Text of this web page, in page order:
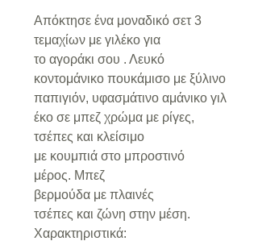
Απόκτησε ένα μοναδικό σετ 3
τεμαχίων με γιλέκο για
το αγοράκι σου . Λευκό
κοντομάνικο πουκάμισο με ξύλινο
παπιγιόν, υφασμάτινο αμάνικο γιλ
έκο σε μπεζ χρώμα με ρίγες,
τσέπες και κλείσιμο
με κουμπιά στο μπροστινό
μέρος. Μπεζ
βερμούδα με πλαινές
τσέπες και ζώνη στην μέση.
Xαρακτηριστικά: